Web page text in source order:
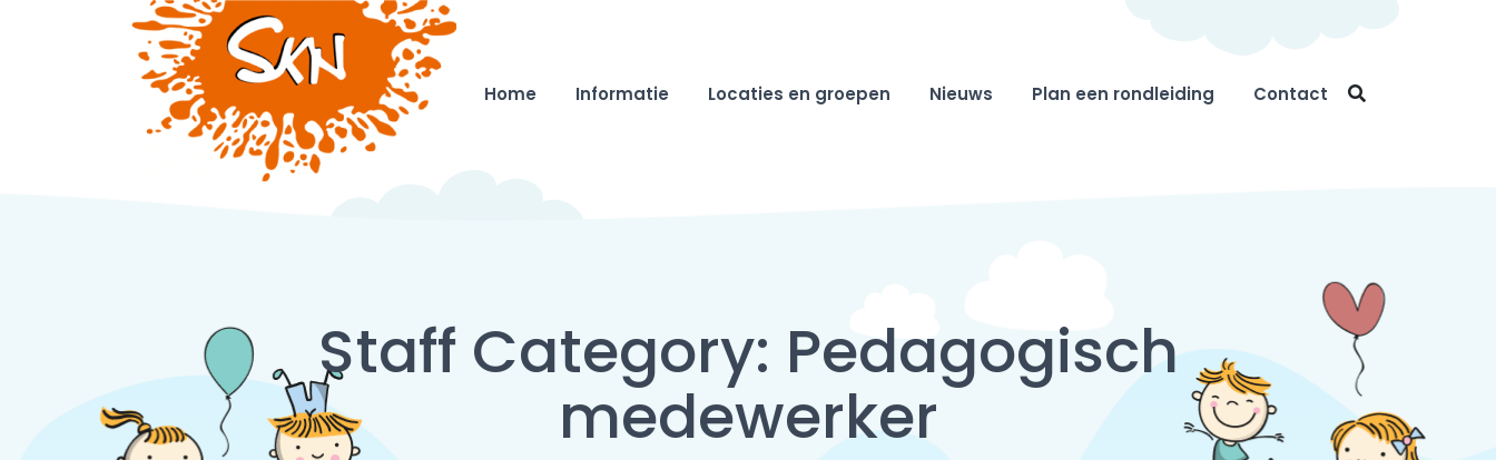
Home Informatie Locaties en groepen Nieuws Plan een rondleiding Contact
Staff Category: Pedagogisch
medewerker